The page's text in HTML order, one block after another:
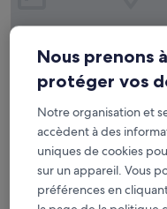
Baymont by
Baymont by
Nous prenons
protéger vos
Notre organisation et
accèdent à des
uniques de cookies
sur un appareil. Vous
préférences en